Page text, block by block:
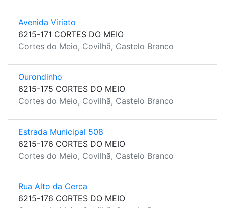
Avenida Viriato
6215-171 CORTES DO MEIO
Cortes do Meio, Covilhã, Castelo Branco
Ourondinho
6215-175 CORTES DO MEIO
Cortes do Meio, Covilhã, Castelo Branco
Estrada Municipal 508
6215-176 CORTES DO MEIO
Cortes do Meio, Covilhã, Castelo Branco
Rua Alto da Cerca
6215-176 CORTES DO MEIO